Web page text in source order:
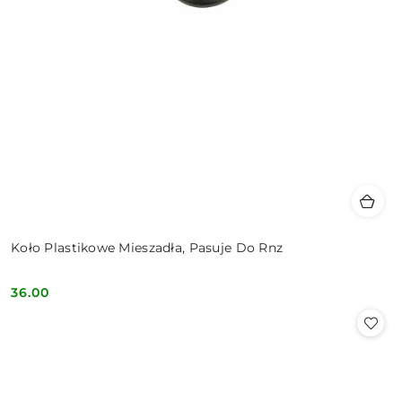
Koło Plastikowe Mieszadła, Pasuje Do Rnz
Cena:
36.00